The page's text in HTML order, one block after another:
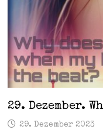
29. Dezember.
29. Dezember 2023